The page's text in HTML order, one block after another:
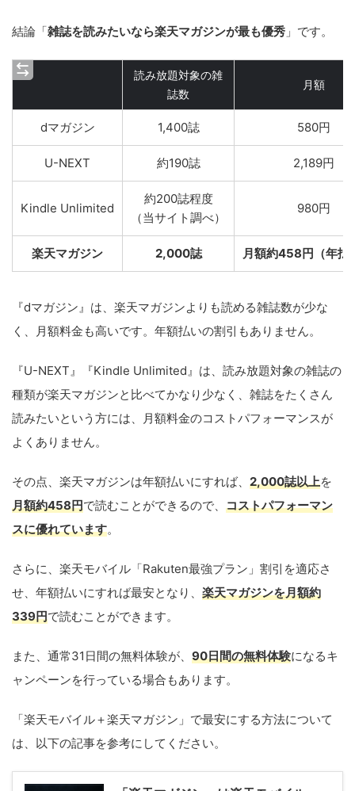
結論「雑誌を読みたいなら楽天マガジンが最も優秀 」です。
読み放題対象の雑
誌数
月額
dマガジン 1,400誌 580円
U-NEXT 約190誌 2,189円
Kindle Unlimited
約200誌程度
（当サイト調べ）
980円
楽天マガジン 2,000誌 月額約458円（年払
『dマガジン』は、楽天マガジンよりも読める雑誌数が少な
く、月額料金も高いです。年額払いの割引もありません。
『U-NEXT』『Kindle Unlimited』は、読み放題対象の雑誌の
種類が楽天マガジンと比べてかなり少なく、雑誌をたくさん
読みたいという方には、月額料金のコストパフォーマンスが
よくありません。
その点、楽天マガジンは年額払いにすれば、 2,000誌以上を
月額約458円で読むことができるので、 コストパフォーマン
スに優れています。
さらに、楽天モバイル「Rakuten最強プラン」割引を適応さ
せ、年額払いにすれば最安となり、 楽天マガジンを月額約
339円で読むことができます。
また、通常31日間の無料体験が、 90日間の無料体験になるキ
ャンペーンを行っている場合もあります。
「楽天モバイル＋楽天マガジン」で最安にする方法について
は、以下の記事を参考にしてください。